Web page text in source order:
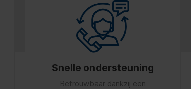
Snelle ondersteuning
Betrouwbaar dankzij een